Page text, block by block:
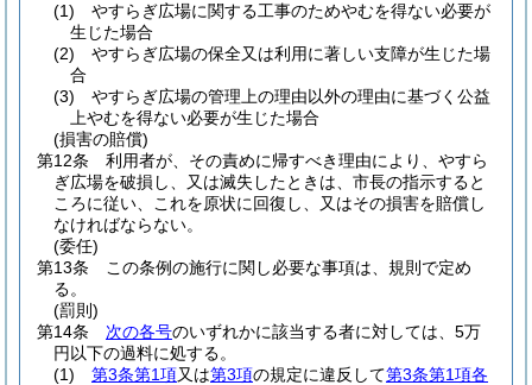
(1)
やすらぎ広場に関する工事のためやむを得ない必要が
生じた場合
(2)
やすらぎ広場の保全又は利用に著しい支障が生じた場
合
(3)
やすらぎ広場の管理上の理由以外の理由に基づく公益
上やむを得ない必要が生じた場合
(損害の賠償)
第12条
利用者が、その責めに帰すべき理由により、やすら
ぎ広場を破損し、又は滅失したときは、市長の指示すると
ころに従い、これを原状に回復し、又はその損害を賠償し
なければならない。
(委任)
第13条
この条例の施行に関し必要な事項は、規則で定め
る。
(罰則)
第14条
次の各号のいずれかに該当する者に対しては、5万
円以下の過料に処する。
(1)
第3条第1項又は第3項の規定に違反して第3条第1項各